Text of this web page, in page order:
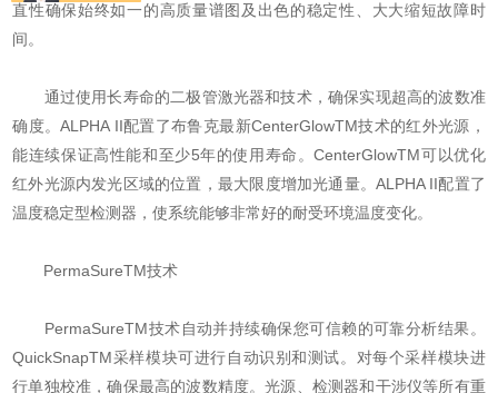
直性确保始终如一的高质量谱图及出色的稳定性、大大缩短故障时
间。
通过使用长寿命的二极管激光器和技术，确保实现超高的波数准
确度。ALPHA II配置了布鲁克最新CenterGlowTM技术的红外光源，
能连续保证高性能和至少5年的使用寿命。CenterGlowTM可以优化
红外光源内发光区域的位置，最大限度增加光通量。ALPHA II配置了
温度稳定型检测器，使系统能够非常好的耐受环境温度变化。
PermaSureTM技术
PermaSureTM技术自动并持续确保您可信赖的可靠分析结果。
QuickSnapTM采样模块可进行自动识别和测试。对每个采样模块进
行单独校准，确保最高的波数精度。光源、检测器和干涉仪等所有重